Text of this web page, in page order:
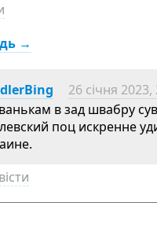
→
26 січня 2023,
в зад швабру
поц искренне